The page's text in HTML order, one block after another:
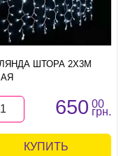
ШТОРА 2Х3М
650 00
грн.
КУПИТЬ